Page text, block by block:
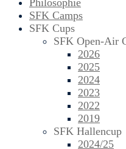
Philosophie
SFK Camps
SFK Cups
SFK Open-Air
2026
2025
2024
2023
2022
2019
SFK Hallencup
2024/25